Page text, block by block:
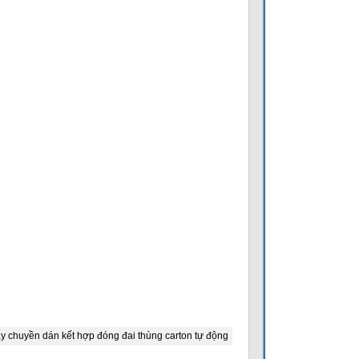
chuyền dán kết hợp đóng đai thùng carton tự động